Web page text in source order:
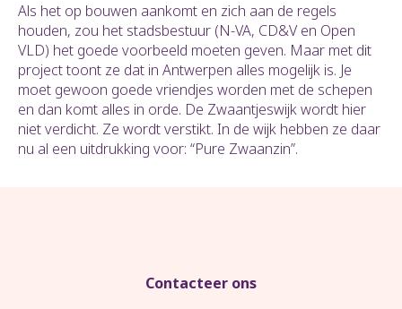
Als het op bouwen aankomt en zich aan de regels
houden, zou het stadsbestuur (N-VA, CD&V en Open
VLD) het goede voorbeeld moeten geven. Maar met dit
project toont ze dat in Antwerpen alles mogelijk is. Je
moet gewoon goede vriendjes worden met de schepen
en dan komt alles in orde. De Zwaantjeswijk wordt hier
niet verdicht. Ze wordt verstikt. In de wijk hebben ze daar
nu al een uitdrukking voor: “Pure Zwaanzin”.
Contacteer ons